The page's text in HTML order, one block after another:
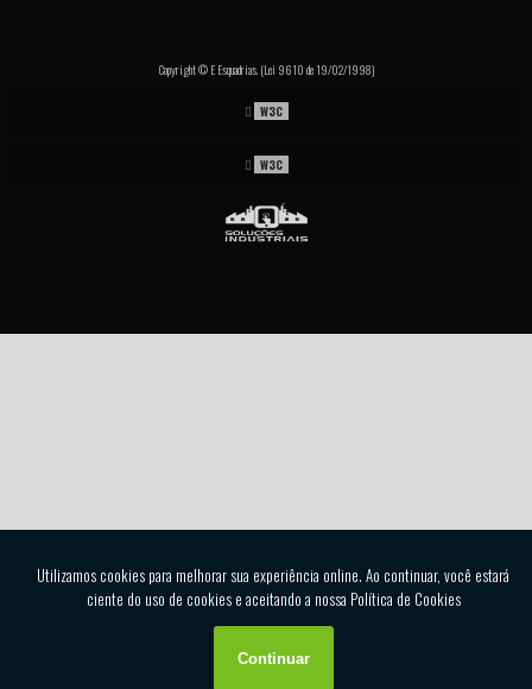
Copyright © E Esquadrias. (Lei 9610 de 19/02/1998)
W3C
W3C